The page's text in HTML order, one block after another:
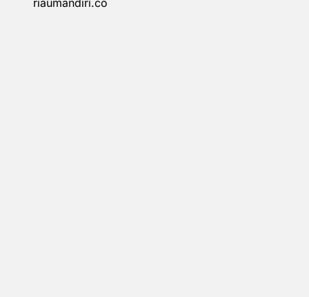
riaumandiri.co